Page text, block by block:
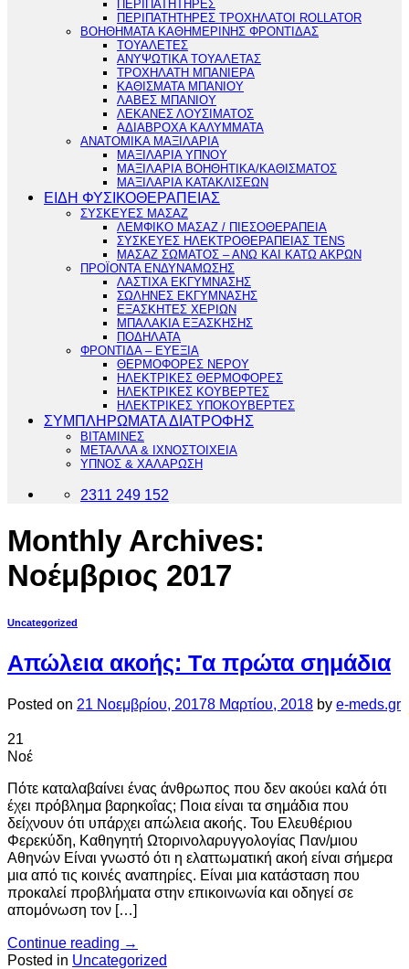
ΠΕΡΙΠΑΤΗΤΗΡΕΣ
ΠΕΡΙΠΑΤΗΤΗΡΕΣ ΤΡΟΧΗΛΑΤΟΙ ROLLATOR
ΒΟΗΘΗΜΑΤΑ ΚΑΘΗΜΕΡΙΝΗΣ ΦΡΟΝΤΙΔΑΣ
ΤΟΥΑΛΕΤΕΣ
ΑΝΥΨΩΤΙΚΑ ΤΟΥΑΛΕΤΑΣ
ΤΡΟΧΗΛΑΤΗ ΜΠΑΝΙΕΡΑ
ΚΑΘΙΣΜΑΤΑ ΜΠΑΝΙΟΥ
ΛΑΒΕΣ ΜΠΑΝΙΟΥ
ΛΕΚΑΝΕΣ ΛΟΥΣΙΜΑΤΟΣ
ΑΔΙΑΒΡΟΧΑ ΚΑΛΥΜΜΑΤΑ
ΑΝΑΤΟΜΙΚΑ ΜΑΞΙΛΑΡΙΑ
ΜΑΞΙΛΑΡΙΑ ΥΠΝΟΥ
ΜΑΞΙΛΑΡΙΑ ΒΟΗΘΗΤΙΚΑ/ΚΑΘΙΣΜΑΤΟΣ
ΜΑΞΙΛΑΡΙΑ ΚΑΤΑΚΛΙΣΕΩΝ
ΕΙΔΗ ΦΥΣΙΚΟΘΕΡΑΠΕΙΑΣ
ΣΥΣΚΕΥΕΣ ΜΑΣΑΖ
ΛΕΜΦΙΚΟ ΜΑΣΑΖ / ΠΙΕΣΟΘΕΡΑΠΕΙΑ
ΣΥΣΚΕΥΕΣ ΗΛΕΚΤΡΟΘΕΡΑΠΕΙΑΣ TENS
ΜΑΣΑΖ ΣΩΜΑΤΟΣ – ΑΝΩ ΚΑΙ ΚΑΤΩ ΑΚΡΩΝ
ΠΡΟΪΟΝΤΑ ΕΝΔΥΝΑΜΩΣΗΣ
ΛΑΣΤΙΧΑ ΕΚΓΥΜΝΑΣΗΣ
ΣΩΛΗΝΕΣ ΕΚΓΥΜΝΑΣΗΣ
ΕΞΑΣΚΗΤΕΣ ΧΕΡΙΩΝ
ΜΠΑΛΑΚΙΑ ΕΞΑΣΚΗΣΗΣ
ΠΟΔΗΛΑΤΑ
ΦΡΟΝΤΙΔΑ – ΕΥΕΞΙΑ
ΘΕΡΜΟΦΟΡΕΣ ΝΕΡΟΥ
ΗΛΕΚΤΡΙΚΕΣ ΘΕΡΜΟΦΟΡΕΣ
ΗΛΕΚΤΡΙΚΕΣ ΚΟΥΒΕΡΤΕΣ
ΗΛΕΚΤΡΙΚΕΣ ΥΠΟΚΟΥΒΕΡΤΕΣ
ΣΥΜΠΛΗΡΩΜΑΤΑ ΔΙΑΤΡΟΦΗΣ
ΒΙΤΑΜΙΝΕΣ
ΜΕΤΑΛΛΑ & ΙΧΝΟΣΤΟΙΧΕΙΑ
ΥΠΝΟΣ & ΧΑΛΑΡΩΣΗ
2311 249 152
Monthly Archives:
Νοέμβριος 2017
Uncategorized
Απώλεια ακοής: Tα πρώτα σημάδια
Posted on 21 Νοεμβρίου, 20178 Μαρτίου, 2018 by e-meds.gr
21
Νοέ
Πότε καταλαβαίνει ένας άνθρωπος που δεν ακούει καλά ότι
έχει πρόβλημα βαρηκοΐας; Ποια είναι τα σημάδια που
δείχνουν ότι υπάρχει απώλεια ακοής. Του Ελευθέριου
Φερεκύδη, Καθηγητή Ωτορινολαρυγγολογίας Παν/μιου
Αθηνών Είναι γνωστό ότι η ελαττωματική ακοή είναι σήμερα
μια από τις κοινές αναπηρίες. Είναι μια κατάσταση που
προκαλεί προβλήματα στην επικοινωνία και οδηγεί σε
απομόνωση τον […]
Continue reading →
Posted in Uncategorized